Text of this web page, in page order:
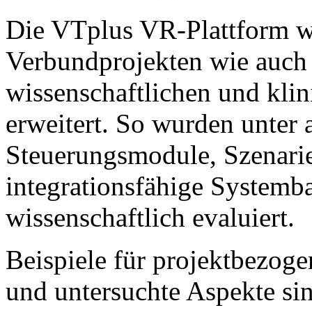
Die VTplus VR-Plattform
Verbundprojekten wie
wissenschaftlichen und
erweitert. So wurden unter
Steuerungsmodule,
integrationsfähige
wissenschaftlich evaluiert.
Beispiele für
und untersuchte Aspekte